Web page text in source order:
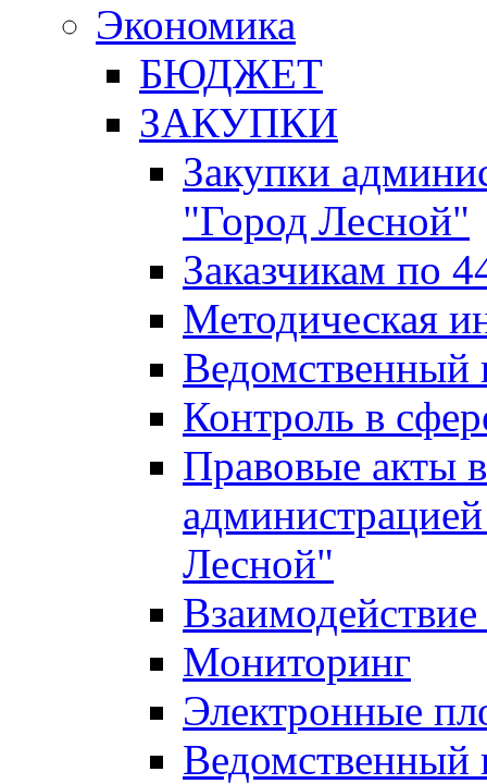
Экономика
БЮДЖЕТ
ЗАКУПКИ
Закупки
"Город Лесной"
Заказчикам по
Методическая
Ведомственный
Контроль в
Правовые акты
Лесной"
Мониторинг
Электронные
Ведомственный